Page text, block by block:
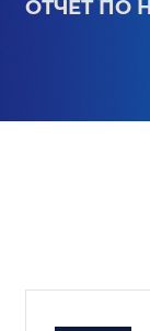
ОТЧЕТ ПО